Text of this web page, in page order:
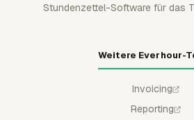
Stundenzettel-Software für das
Weitere Everhour-
Invoicing
Reporting